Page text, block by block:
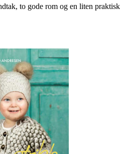
to gode rom og en liten praktisk